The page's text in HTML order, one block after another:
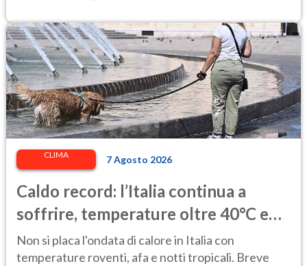
CLIMA 7 Agosto 2026
Caldo record: l’Italia continua a
soffrire, temperature oltre 40°C e
afa per altri 10 giorni
Non si placa l'ondata di calore in Italia con
temperature roventi, afa e notti tropicali. Breve